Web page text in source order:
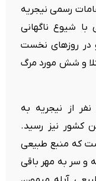
رسمی نیجریه
با شیوع ناگهانی
در روزهای نخست
به ابتلا و شش مورد مرگ
سفر سه نفر از نیجریه به
کشور نیز رسید.
که منبع طبیعی
و سر به مهر باقی